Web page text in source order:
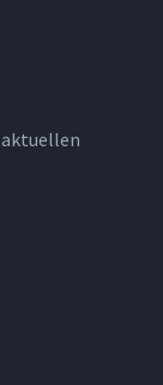
aktuellen